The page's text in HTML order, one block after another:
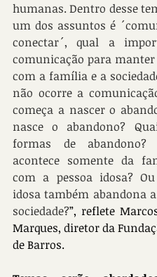
humanas. Dentro desse
um dos assuntos é
conectar´, qual a
comunicação para manter
com a família e a
não ocorre a
começa a nascer o
nasce o abandono?
formas de abandono?
acontece somente da
com a pessoa idosa?
idosa também abandona
sociedade?”, reflete
Marques, diretor da
de Barros.